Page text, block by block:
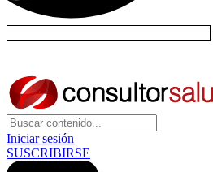
Iniciar sesión
SUSCRIBIRSE